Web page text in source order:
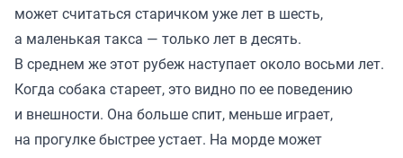
может считаться старичком уже лет в шесть,
а маленькая такса — только лет в десять.
В среднем же этот рубеж наступает около восьми лет.
Когда собака стареет, это видно по ее поведению
и внешности. Она больше спит, меньше играет,
на прогулке быстрее устает. На морде может